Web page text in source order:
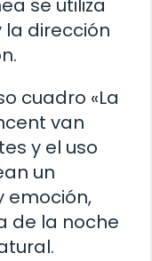
se utiliza
dirección
cuadro «La
van
y el uso
un
emoción,
de la noche